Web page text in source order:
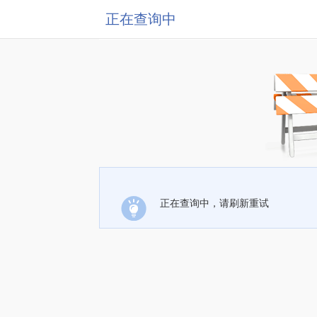
正在查询中
正在查询中，请刷新重试